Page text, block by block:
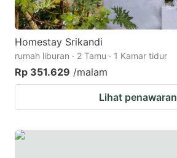
Homestay Srikandi
rumah liburan · 2 Tamu · 1 Kamar tidur
Rp 351.629 /malam
Lihat penawaran